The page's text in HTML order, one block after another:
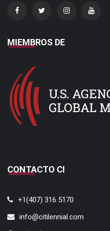
MIEMBROS DE
CONTACTO CI
+1(407) 316 5170
info@citilennial.com